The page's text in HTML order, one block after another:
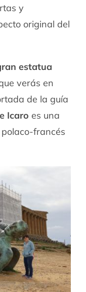
y
original del
estatua
verás en
de la guía
Icaro es una
francés